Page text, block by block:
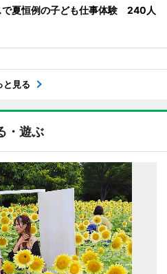
で夏恒例の子ども仕事体験 240人
と見る
・遊ぶ